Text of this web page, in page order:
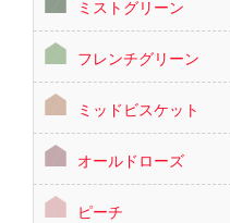
ミストグリーン
フレンチグリーン
ミッドビスケット
オールドローズ
ピーチ